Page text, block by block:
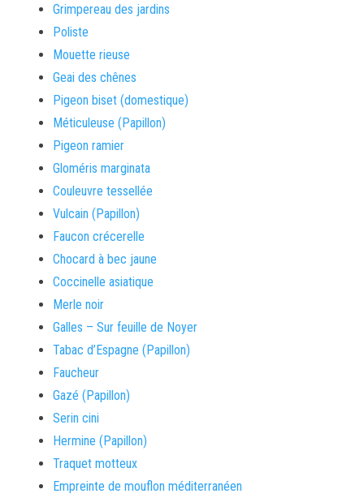
Grimpereau des jardins
Poliste
Mouette rieuse
Geai des chênes
Pigeon biset (domestique)
Méticuleuse (Papillon)
Pigeon ramier
Gloméris marginata
Couleuvre tessellée
Vulcain (Papillon)
Faucon crécerelle
Chocard à bec jaune
Coccinelle asiatique
Merle noir
Galles – Sur feuille de Noyer
Tabac d’Espagne (Papillon)
Faucheur
Gazé (Papillon)
Serin cini
Hermine (Papillon)
Traquet motteux
Empreinte de mouflon méditerranéen